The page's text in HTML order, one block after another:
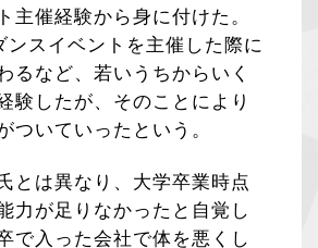
主催経験から身に付けた。
ンスイベントを主催した際に
るなど、若いうちからいく
験したが、そのことにより
ついていったという。
とは異なり、大学卒業時点
力が足りなかったと自覚し
で入った会社で体を悪くし